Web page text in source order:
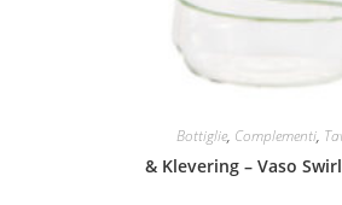
Bottiglie, Complementi,
& Klevering – Vaso